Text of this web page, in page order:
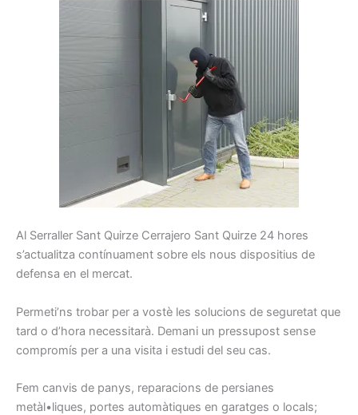
Al Serraller Sant Quirze Cerrajero Sant Quirze 24 hores
s’actualitza contínuament sobre els nous dispositius de
defensa en el mercat.
Permeti’ns trobar per a vostè les solucions de seguretat que
tard o d’hora necessitarà. Demani un pressupost sense
compromís per a una visita i estudi del seu cas.
Fem canvis de panys, reparacions de persianes
metàl•liques, portes automàtiques en garatges o locals;